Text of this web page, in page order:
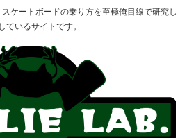
ケートボードの乗り方を至極俺目線で研究し
ているサイトです。